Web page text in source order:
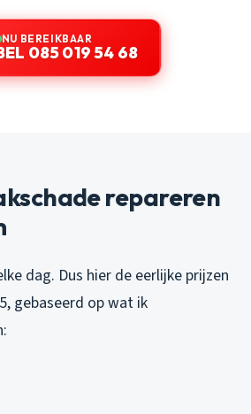
NU BEREIKBAAR
085 019 54 68
repareren
dag. Dus hier de eerlijke prijzen
gebaseerd op wat ik